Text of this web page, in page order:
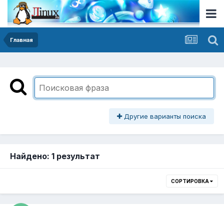
Главная
Другие варианты поиска
Найдено: 1 результат
СОРТИРОВКА